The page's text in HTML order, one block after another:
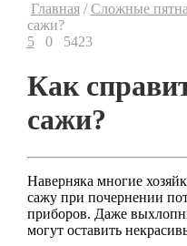
Главная/Сложные пятна
сажи?
5
0 5423
Как
сажи?
Наверняка многие
сажу при почернении
приборов. Даже
могут оставить